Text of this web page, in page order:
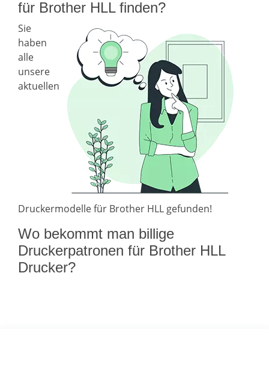
für Brother HLL finden?
Sie
haben
alle
unsere
aktuellen
Druckermodelle für Brother HLL gefunden!
Wo bekommt man billige
Druckerpatronen für Brother HLL
Drucker?